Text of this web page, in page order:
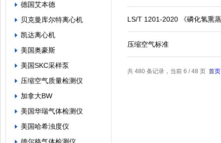
德国艾本德
贝克曼库尔特离心机
凯达离心机
美国奥豪斯
美国SKC采样泵
压缩空气质量检测仪
加拿大BW
美国华瑞气体检测仪
美国哈希浊度仪
LS/T 1201-2020 《磷化氢熏
压缩空气标准
共 480 条记录，当前 6 / 48 页 首页